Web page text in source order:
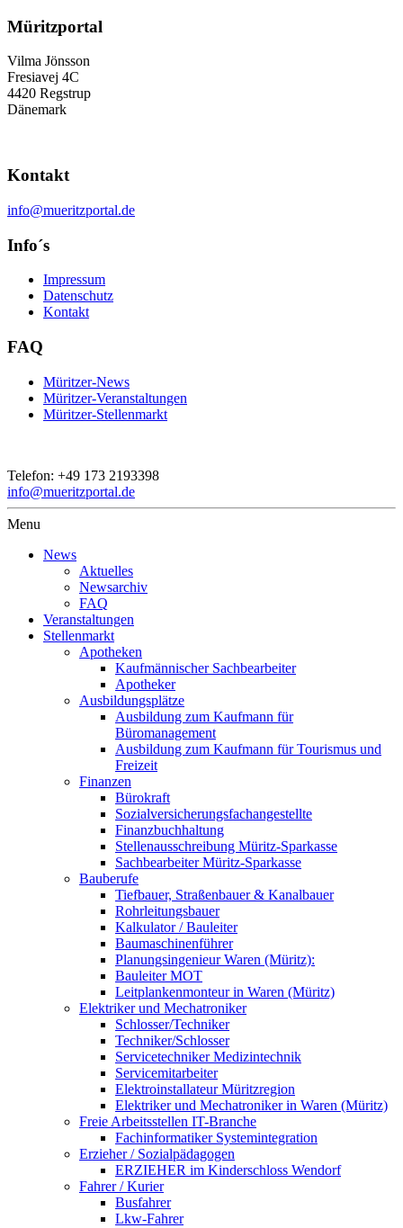
Müritzportal
Vilma Jönsson
Fresiavej 4C
4420 Regstrup
Dänemark
Kontakt
info@mueritzportal.de
Info´s
Impressum
Datenschutz
Kontakt
FAQ
Müritzer-News
Müritzer-Veranstaltungen
Müritzer-Stellenmarkt
Telefon: +49 173 2193398
info@mueritzportal.de
Menu
News
Aktuelles
Newsarchiv
FAQ
Veranstaltungen
Stellenmarkt
Apotheken
Kaufmännischer Sachbearbeiter
Apotheker
Ausbildungsplätze
Ausbildung zum Kaufmann für
Büromanagement
Ausbildung zum Kaufmann für Tourismus und
Freizeit
Finanzen
Bürokraft
Sozialversicherungsfachangestellte
Finanzbuchhaltung
Stellenausschreibung Müritz-Sparkasse
Sachbearbeiter Müritz-Sparkasse
Bauberufe
Tiefbauer, Straßenbauer & Kanalbauer
Rohrleitungsbauer
Kalkulator / Bauleiter
Baumaschinenführer
Planungsingenieur Waren (Müritz):
Bauleiter MOT
Leitplankenmonteur in Waren (Müritz)
Elektriker und Mechatroniker
Schlosser/Techniker
Techniker/Schlosser
Servicetechniker Medizintechnik
Servicemitarbeiter
Elektroinstallateur Müritzregion
Elektriker und Mechatroniker in Waren (Müritz)
Freie Arbeitsstellen IT-Branche
Fachinformatiker Systemintegration
Erzieher / Sozialpädagogen
ERZIEHER im Kinderschloss Wendorf
Fahrer / Kurier
Busfahrer
Lkw-Fahrer